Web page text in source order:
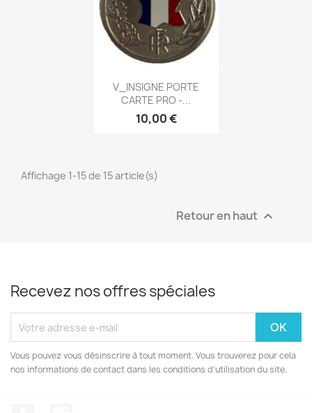
 Aperçu rapide
V_INSIGNE PORTE
CARTE PRO -...
10,00 €
Affichage 1-15 de 15 article(s)
Retour en haut 
Recevez nos offres spéciales
Vous pouvez vous désinscrire à tout moment. Vous trouverez pour cela
nos informations de contact dans les conditions d'utilisation du site.